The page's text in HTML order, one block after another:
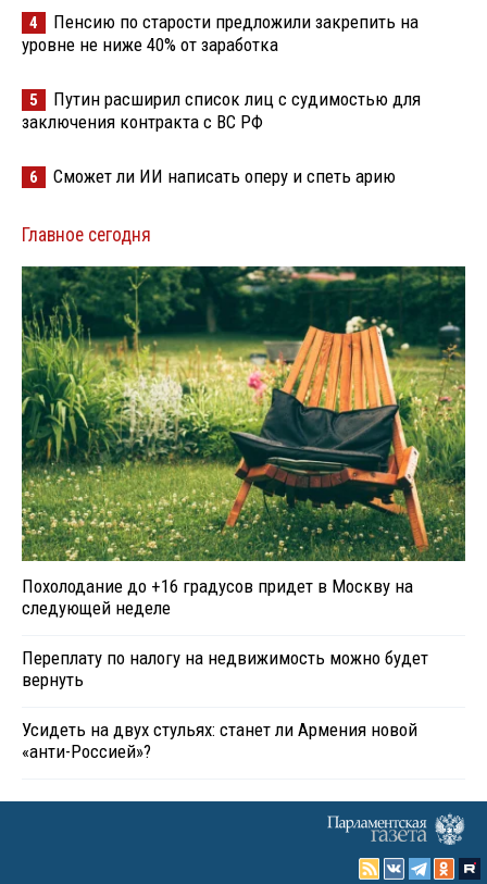
4
Пенсию по старости предложили закрепить на
уровне не ниже 40% от заработка
5
Путин расширил список лиц с судимостью для
заключения контракта с ВС РФ
6 Сможет ли ИИ написать оперу и спеть арию
Главное сегодня
Похолодание до +16 градусов придет в Москву на
следующей неделе
Переплату по налогу на недвижимость можно будет
вернуть
Усидеть на двух стульях: станет ли Армения новой
«анти-Россией»?